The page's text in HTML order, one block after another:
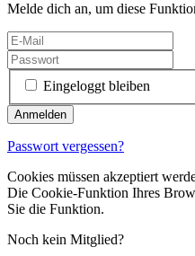
Melde dich an, um diese
Eingeloggt bleiben
Passwort vergessen?
Cookies müssen akzeptiert
Die Cookie-Funktion Ihres
Sie die Funktion.
Noch kein Mitglied?